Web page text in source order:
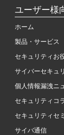
ユーザー様
ホーム
製品・サービス
セキュリティお
サイバーセキュ
個人情報漏洩ニ
セキュリティコ
セキュリティセ
サイバ通信